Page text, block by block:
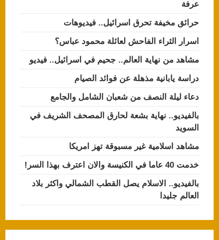
عرفة
حرائق مخيفة تحرق اسرائيل.. فيديوهات
اسرار الثراء الفاحش لعائلة محمود عباس؟
مشاهد من نهاية العالم.. جحيم في اسرائيل.. فيديو
دراسة يابانية مذهلة عن فوائد الصيام
دعاء ليلة النصف من شعبان الشامل والجامع
بالفيديو.. نهاية بشعة لحارق المصحف الشريف في
السويد
مشاهد اسلامية غير مسبوقة تهز امريكا
خدمت 40 عاما في الكنيسة والان اعترف بهذا السر!
بالفيديو.. الاسلام يصل القطب الشمالي واكثر بلاد
العالم جليدا